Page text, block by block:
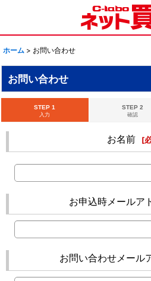
ホーム > お問い合わせ
お問い合わせ
STEP 1
入力
STEP 2
確認
お名前 [
お申込時メールア
お問い合わせメール